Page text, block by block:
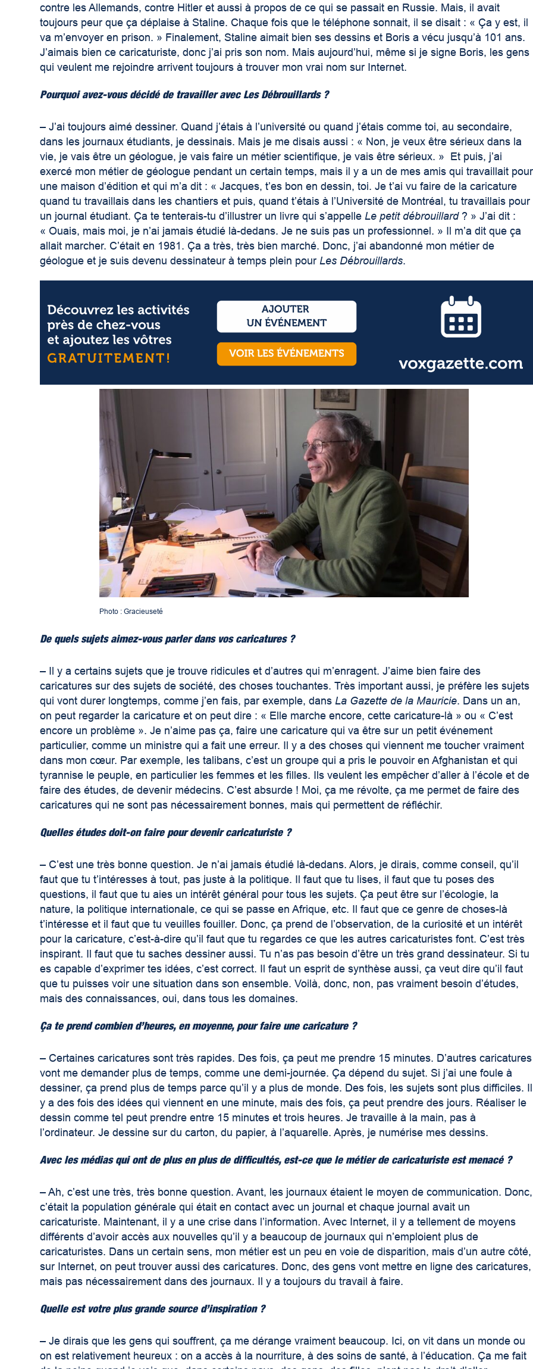
contre les Allemands, contre Hitler et aussi à propos de ce qui se passait en Russie. Mais, il avait
toujours peur que ça déplaise à Staline. Chaque fois que le téléphone sonnait, il se disait : « Ça y est, il
va m’envoyer en prison. » Finalement, Staline aimait bien ses dessins et Boris a vécu jusqu’à 101 ans.
J’aimais bien ce caricaturiste, donc j’ai pris son nom. Mais aujourd’hui, même si je signe Boris, les gens
qui veulent me rejoindre arrivent toujours à trouver mon vrai nom sur Internet.
Pourquoi avez-vous décidé de travailler avec Les Débrouillards ?
– J’ai toujours aimé dessiner. Quand j’étais à l’université ou quand j’étais comme toi, au secondaire,
dans les journaux étudiants, je dessinais. Mais je me disais aussi : « Non, je veux être sérieux dans la
vie, je vais être un géologue, je vais faire un métier scientifique, je vais être sérieux. » Et puis, j’ai
exercé mon métier de géologue pendant un certain temps, mais il y a un de mes amis qui travaillait pour
une maison d’édition et qui m’a dit : « Jacques, t’es bon en dessin, toi. Je t’ai vu faire de la caricature
quand tu travaillais dans les chantiers et puis, quand t’étais à l’Université de Montréal, tu travaillais pour
un journal étudiant. Ça te tenterais-tu d’illustrer un livre qui s’appelleLe petit débrouillard ? » J’ai dit :
« Ouais, mais moi, je n’ai jamais étudié là-dedans. Je ne suis pas un professionnel. » Il m’a dit que ça
allait marcher. C’était en 1981. Ça a très, très bien marché. Donc, j’ai abandonné mon métier de
géologue et je suis devenu dessinateur à temps plein pourLes Débrouillards.
Photo : Gracieuseté
De quels sujets aimez-vous parler dans vos caricatures ?
– Il y a certains sujets que je trouve ridicules et d’autres qui m’enragent. J’aime bien faire des
caricatures sur des sujets de société, des choses touchantes. Très important aussi, je préfère les sujets
qui vont durer longtemps, comme j’en fais, par exemple, dans La Gazette de la Mauricie. Dans un an,
on peut regarder la caricature et on peut dire : « Elle marche encore, cette caricature-là » ou « C’est
encore un problème ». Je n’aime pas ça, faire une caricature qui va être sur un petit événement
particulier, comme un ministre qui a fait une erreur. Il y a des choses qui viennent me toucher vraiment
dans mon cœur. Par exemple, les talibans, c’est un groupe qui a pris le pouvoir en Afghanistan et qui
tyrannise le peuple, en particulier les femmes et les filles. Ils veulent les empêcher d’aller à l’école et de
faire des études, de devenir médecins. C’est absurde ! Moi, ça me révolte, ça me permet de faire des
caricatures qui ne sont pas nécessairement bonnes, mais qui permettent de réfléchir.
Quelles études doit-on faire pour devenir caricaturiste ?
– C’est une très bonne question. Je n’ai jamais étudié là-dedans. Alors, je dirais, comme conseil, qu’il
faut que tu t’intéresses à tout, pas juste à la politique. Il faut que tu lises, il faut que tu poses des
questions, il faut que tu aies un intérêt général pour tous les sujets. Ça peut être sur l’écologie, la
nature, la politique internationale, ce qui se passe en Afrique, etc. Il faut que ce genre de choses-là
t’intéresse et il faut que tu veuilles fouiller. Donc, ça prend de l’observation, de la curiosité et un intérêt
pour la caricature, c’est-à-dire qu’il faut que tu regardes ce que les autres caricaturistes font. C’est très
inspirant. Il faut que tu saches dessiner aussi. Tu n’as pas besoin d’être un très grand dessinateur. Si tu
es capable d’exprimer tes idées, c’est correct. Il faut un esprit de synthèse aussi, ça veut dire qu’il faut
que tu puisses voir une situation dans son ensemble. Voilà, donc, non, pas vraiment besoin d’études,
mais des connaissances, oui, dans tous les domaines.
Ça te prend combien d’heures, en moyenne, pour faire une caricature ?
– Certaines caricatures sont très rapides. Des fois, ça peut me prendre 15 minutes. D’autres caricatures
vont me demander plus de temps, comme une demi-journée. Ça dépend du sujet. Si j’ai une foule à
dessiner, ça prend plus de temps parce qu’il y a plus de monde. Des fois, les sujets sont plus difficiles. Il
y a des fois des idées qui viennent en une minute, mais des fois, ça peut prendre des jours. Réaliser le
dessin comme tel peut prendre entre 15 minutes et trois heures. Je travaille à la main, pas à
l’ordinateur. Je dessine sur du carton, du papier, à l’aquarelle. Après, je numérise mes dessins.
Avec les médias qui ont de plus en plus de difficultés, est-ce que le métier de caricaturiste est menacé ?
–Ah, c’est une très, très bonne question. Avant, les journaux étaient le moyen de communication. Donc,
c’était la population générale qui était en contact avec un journal et chaque journal avait un
caricaturiste. Maintenant, il y a une crise dans l’information. Avec Internet, il y a tellement de moyens
différents d’avoir accès aux nouvelles qu’il y a beaucoup de journaux qui n’emploient plus de
caricaturistes. Dans un certain sens, mon métier est un peu en voie de disparition, mais d’un autre côté,
sur Internet, on peut trouver aussi des caricatures. Donc, des gens vont mettre en ligne des caricatures,
mais pas nécessairement dans des journaux. Il y a toujours du travail à faire.
Quelle est votre plus grande source d’inspiration ?
– Je dirais que les gens qui souffrent, ça me dérange vraiment beaucoup. Ici, on vit dans un monde ou
on est relativement heureux : on a accès à la nourriture, à des soins de santé, à l’éducation. Ça me fait